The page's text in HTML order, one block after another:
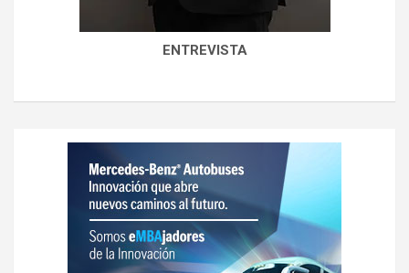
ENTREVISTA